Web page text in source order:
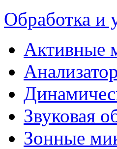
Обработка и
Активные
Звуковая
Зонные